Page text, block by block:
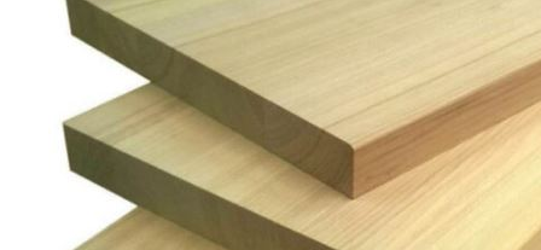
| Регистрация